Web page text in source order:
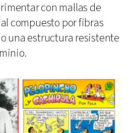
con mallas de
compuesto por fibras
una estructura resistente